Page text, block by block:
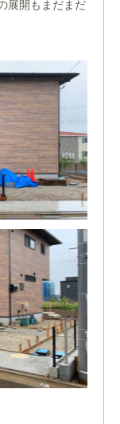
展開もまだまだ